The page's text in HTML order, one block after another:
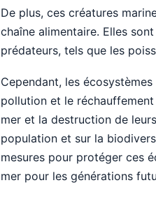
De plus, ces créatures
chaîne alimentaire. Elles
prédateurs, tels que les
Cependant, les
pollution et le
mer et la destruction de
population et sur la
mesures pour protéger ces
mer pour les générations